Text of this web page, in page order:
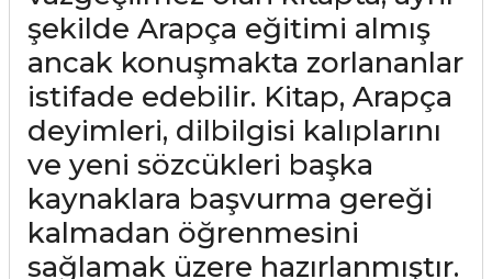
şekilde Arapça eğitimi almış
ancak konuşmakta zorlananlar
istifade edebilir. Kitap, Arapça
deyimleri, dilbilgisi kalıplarını
ve yeni sözcükleri başka
kaynaklara başvurma gereği
kalmadan öğrenmesini
sağlamak üzere hazırlanmıştır.